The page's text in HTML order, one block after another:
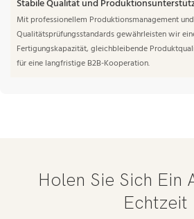
Stabile Qualität und
Mit professionellem Produktionsmanagement
Qualitätsprüfungsstandards gewährleisten wir
Fertigungskapazität, gleichbleibende
für eine langfristige B2B-Kooperation.
Holen Sie Sich Ein
Echtzeit